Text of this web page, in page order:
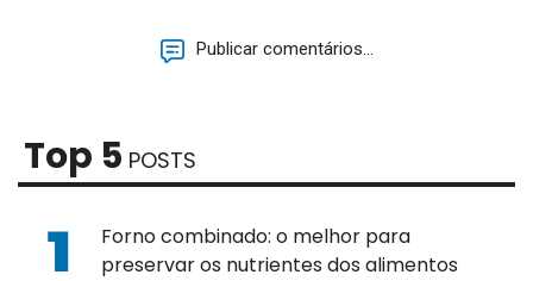
Publicar comentários...
Top 5 POSTS
Forno combinado: o melhor para
preservar os nutrientes dos alimentos